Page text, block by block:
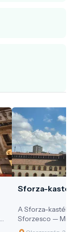
Sforza-
A Sforza-kastély
Sforzesco —
történelmi